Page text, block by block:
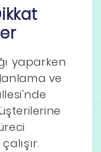
yaparken
ve